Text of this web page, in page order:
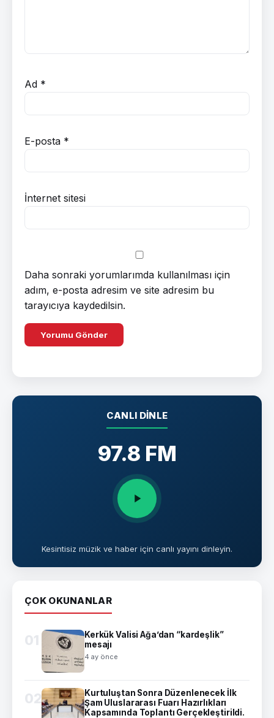
Ad *
E-posta *
İnternet sitesi
Daha sonraki yorumlarımda kullanılması için
adım, e-posta adresim ve site adresim bu
tarayıcıya kaydedilsin.
CANLI DINLE
97.8 FM
Kesintisiz müzik ve haber için canlı yayını dinleyin.
ÇOK OKUNANLAR
01
Kerkük Valisi Ağa’dan “kardeşlik”
mesajı
4 ay önce
02
Kurtuluştan Sonra Düzenlenecek İlk
Şam Uluslararası Fuarı Hazırlıkları
Kapsamında Toplantı Gerçekleştirildi.